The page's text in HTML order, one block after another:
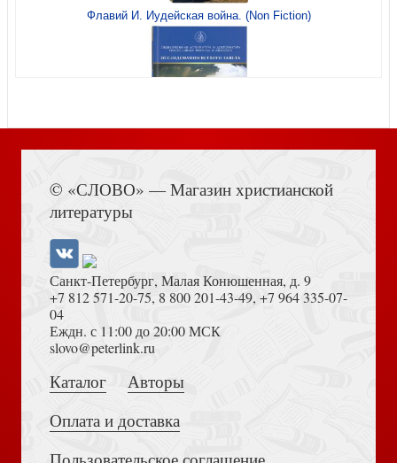
Общение. Ключ к вашему браку
Познавая Иисуса через Ветхий Завет
Флавий И. Иудейская война. (Non Fiction)
Толкование на Апокалипсис (Тихоний Африканский)
© «СЛОВО» — Магазин христианской
литературы
Санкт-Петербург, Малая Конюшенная, д. 9
+7 812 571-20-75, 8 800 201-43-49, +7 964 335-07-
04
Еждн. с 11:00 до 20:00 МСК
slovo@peterlink.ru
Каталог
Авторы
Оплата и доставка